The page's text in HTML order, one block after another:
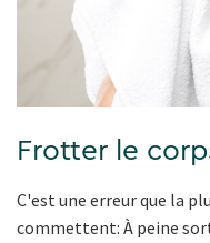
Frotter le
C'est une erreur que la
commettent: À peine